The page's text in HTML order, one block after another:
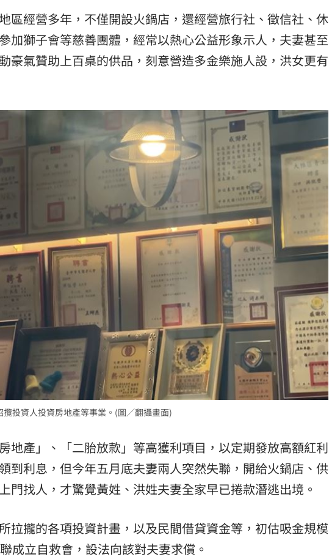
區經營多年，不僅開設火鍋店，還經營旅行社、徵信社、休
加獅子會等慈善團體，經常以熱心公益形象示人，夫妻甚至
豪氣贊助上百桌的供品，刻意營造多金樂施人設，洪女更有
投資人投資房地產等事業。(圖／翻攝畫面)
地產」、「二胎放款」等高獲利項目，以定期發放高額紅利
到利息，但今年五月底夫妻兩人突然失聯，開給火鍋店、供
門找人，才驚覺黃姓、洪姓夫妻全家早已捲款潛逃出境。
拉攏的各項投資計畫，以及民間借貸資金等，初估吸金規模
成立自救會，設法向該對夫妻求償。